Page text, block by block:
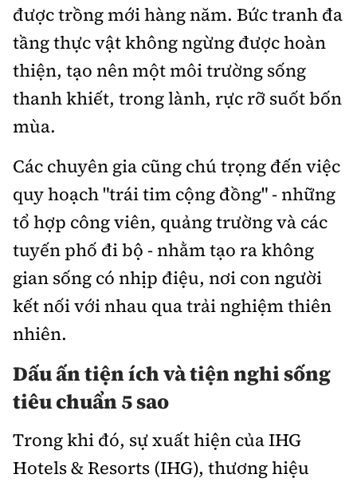
được trồng mới hàng năm. Bức tranh đa
tầng thực vật không ngừng được hoàn
thiện, tạo nên một môi trường sống
thanh khiết, trong lành, rực rỡ suốt bốn
mùa.
Các chuyên gia cũng chú trọng đến việc
quy hoạch "trái tim cộng đồng" - những
tổ hợp công viên, quảng trường và các
tuyến phố đi bộ - nhằm tạo ra không
gian sống có nhịp điệu, nơi con người
kết nối với nhau qua trải nghiệm thiên
nhiên.
Dấu ấn tiện ích và tiện nghi sống
tiêu chuẩn 5 sao
Trong khi đó, sự xuất hiện của IHG
Hotels & Resorts (IHG), thương hiệu